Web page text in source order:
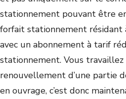
stationnement pouvant être
forfait stationnement résidant
avec un abonnement à tarif
stationnement. Vous
renouvellement d’une partie
en ouvrage, c’est donc